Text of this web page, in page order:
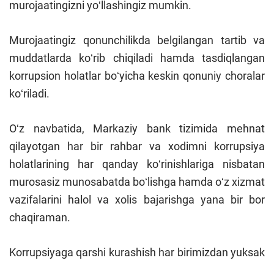
murojaatingizni yoʻllashingiz mumkin.
Murojaatingiz qonunchilikda belgilangan tartib va
muddatlarda koʻrib chiqiladi hamda tasdiqlangan
korrupsion holatlar boʻyicha keskin qonuniy choralar
koʻriladi.
Oʻz navbatida, Markaziy bank tizimida mehnat
qilayotgan har bir rahbar va xodimni korrupsiya
holatlarining har qanday koʻrinishlariga nisbatan
murosasiz munosabatda boʻlishga hamda oʻz xizmat
vazifalarini halol va xolis bajarishga yana bir bor
chaqiraman.
Korrupsiyaga qarshi kurashish har birimizdan yuksak